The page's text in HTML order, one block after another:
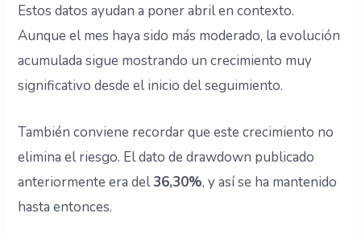
Estos datos ayudan a poner abril en contexto.
Aunque el mes haya sido más moderado, la evolución
acumulada sigue mostrando un crecimiento muy
significativo desde el inicio del seguimiento.
También conviene recordar que este crecimiento no
elimina el riesgo. El dato de drawdown publicado
anteriormente era del36,30%, y así se ha mantenido
hasta entonces.